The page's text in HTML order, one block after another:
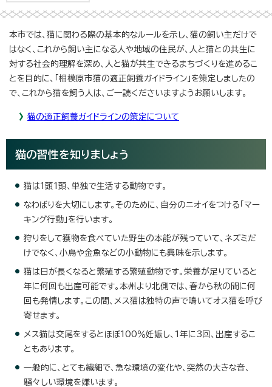
本市では、猫に関わる際の基本的なルールを示し、猫の飼い主だけで
はなく、これから飼い主になる人や地域の住民が、人と猫との共生に
対する社会的理解を深め、人と猫が共生できるまちづくりを進めるこ
とを目的に、「相模原市猫の適正飼養ガイドライン」を策定しましたの
で、これから猫を飼う人は、ご一読くださいますようお願いします。
猫の適正飼養ガイドラインの策定について
猫の習性を知りましょう
猫は1頭1頭、単独で生活する動物です。
なわばりを大切にします。そのために、自分のニオイをつける「マー
キング行動」を行います。
狩りをして獲物を食べていた野生の本能が残っていて、ネズミだ
けでなく、小鳥や金魚などの小動物にも興味を示します。
猫は日が長くなると繁殖する繁殖動物です。栄養が足りていると
年に何回も出産可能です。本州より北側では、春から秋の間に何
回も発情します。この間、メス猫は独特の声で鳴いてオス猫を呼び
寄せます。
メス猫は交尾をするとほぼ100％妊娠し、1年に3回、出産するこ
ともあります。
一般的に、とても繊細で、急な環境の変化や、突然の大きな音、
騒々しい環境を嫌います。